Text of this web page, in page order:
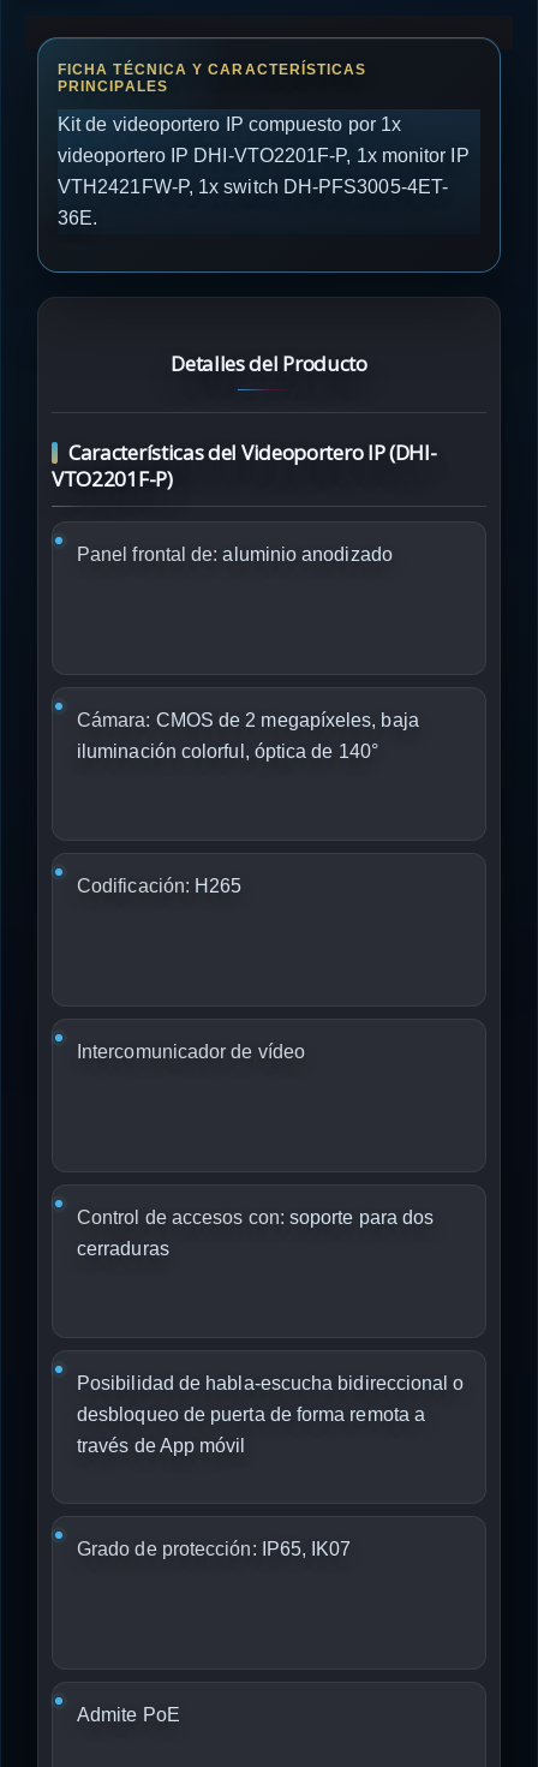
Kit de videoportero IP compuesto por 1x
videoportero IP DHI-VTO2201F-P, 1x monitor IP
VTH2421FW-P, 1x switch DH-PFS3005-4ET-
36E.
Detalles del Producto
Características del Videoportero IP (DHI-
VTO2201F-P)
Panel frontal de: aluminio anodizado
Cámara: CMOS de 2 megapíxeles, baja
iluminación colorful, óptica de 140°
Codificación: H265
Intercomunicador de vídeo
Control de accesos con: soporte para dos
cerraduras
Posibilidad de habla-escucha bidireccional o
desbloqueo de puerta de forma remota a
través de App móvil
Grado de protección: IP65, IK07
Admite PoE